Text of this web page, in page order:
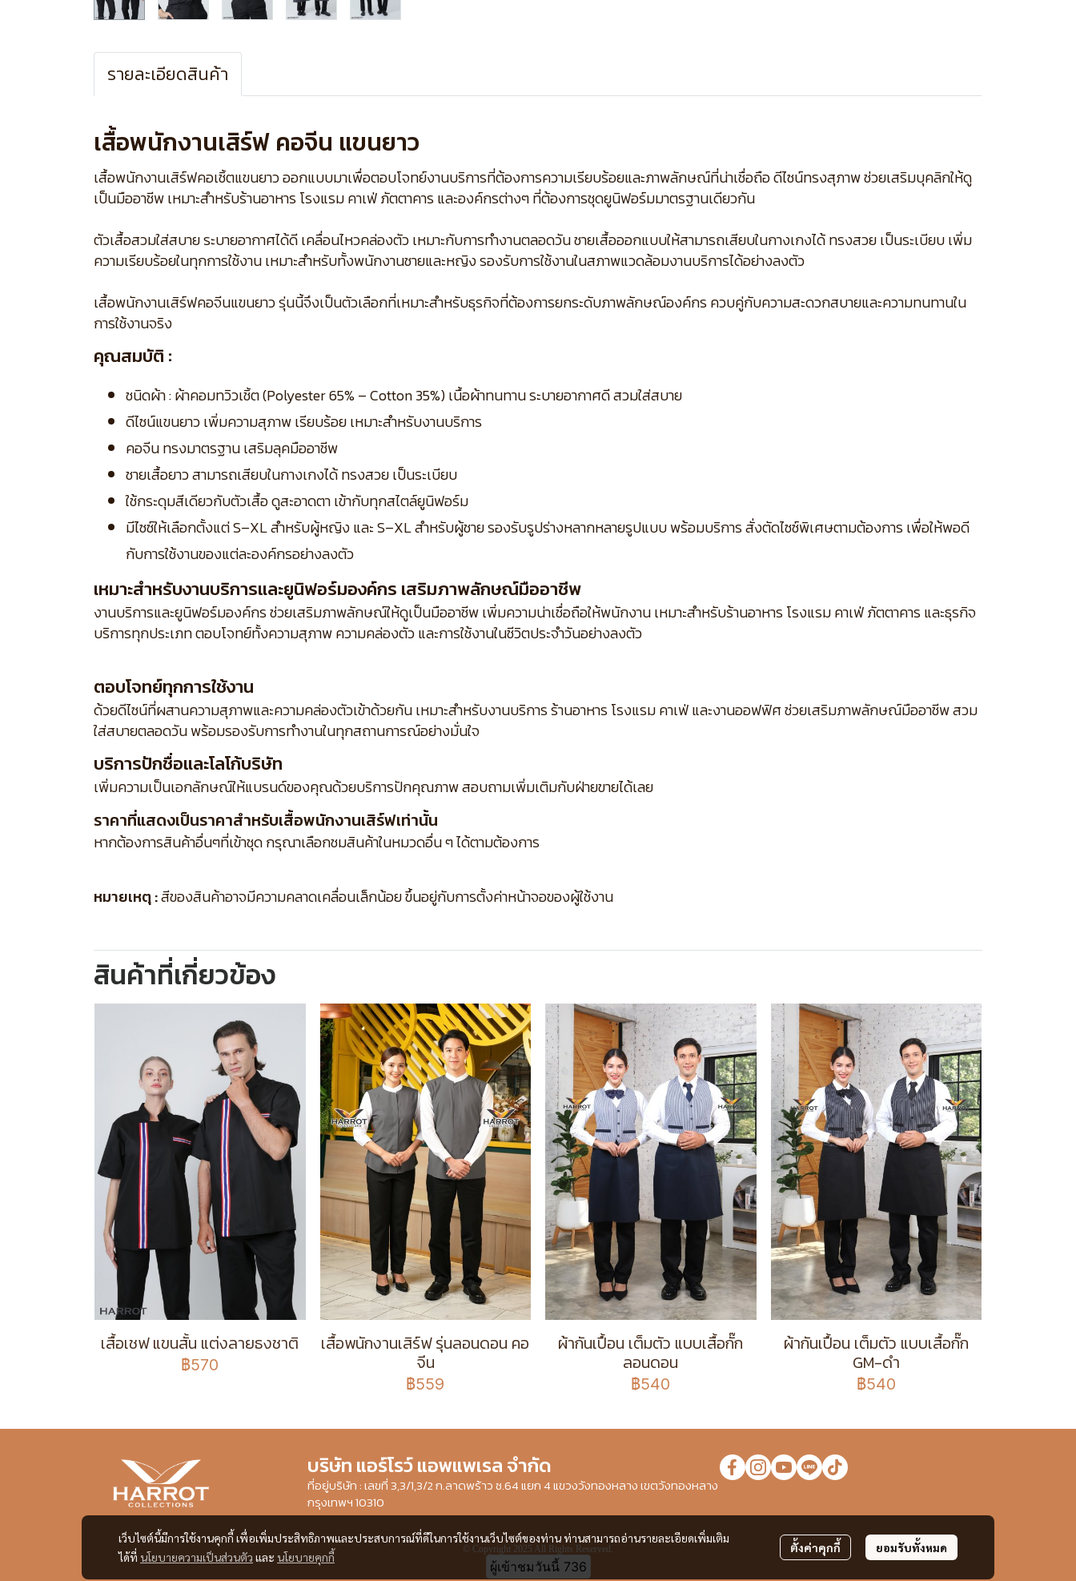
รายละเอียดสินค้า
เสื้อพนักงานเสิร์ฟ คอจีน แขนยาว
เสื้อพนักงานเสิร์ฟคอเชิ้ตแขนยาว ออกแบบมาเพื่อตอบโจทย์งานบริการที่ต้องการความเรียบร้อยและภาพลักษณ์ที่น่าเชื่อถือ ดีไซน์ทรงสุภาพ ช่วยเสริมบุคลิกให้ดู
เป็นมืออาชีพ เหมาะสำหรับร้านอาหาร โรงแรม คาเฟ่ ภัตตาคาร และองค์กรต่างๆ ที่ต้องการชุดยูนิฟอร์มมาตรฐานเดียวกัน
ตัวเสื้อสวมใส่สบาย ระบายอากาศได้ดี เคลื่อนไหวคล่องตัว เหมาะกับการทำงานตลอดวัน ชายเสื้อออกแบบให้สามารถเสียบในกางเกงได้ ทรงสวย เป็นระเบียบ เพิ่ม
ความเรียบร้อยในทุกการใช้งาน เหมาะสำหรับทั้งพนักงานชายและหญิง รองรับการใช้งานในสภาพแวดล้อมงานบริการได้อย่างลงตัว
เสื้อพนักงานเสิร์ฟคอจีนแขนยาว รุ่นนี้จึงเป็นตัวเลือกที่เหมาะสำหรับธุรกิจที่ต้องการยกระดับภาพลักษณ์องค์กร ควบคู่กับความสะดวกสบายและความทนทานใน
การใช้งานจริง
คุณสมบัติ :
ชนิดผ้า : ผ้าคอมทวิวเชิ้ต (Polyester 65% – Cotton 35%) เนื้อผ้าทนทาน ระบายอากาศดี สวมใส่สบาย
ดีไซน์แขนยาว เพิ่มความสุภาพ เรียบร้อย เหมาะสำหรับงานบริการ
คอจีน ทรงมาตรฐาน เสริมลุคมืออาชีพ
ชายเสื้อยาว สามารถเสียบในกางเกงได้ ทรงสวย เป็นระเบียบ
ใช้กระดุมสีเดียวกับตัวเสื้อ ดูสะอาดตา เข้ากับทุกสไตล์ยูนิฟอร์ม
มีไซซ์ให้เลือกตั้งแต่ S–XL สำหรับผู้หญิง และ S–XL สำหรับผู้ชาย รองรับรูปร่างหลากหลายรูปแบบ พร้อมบริการ สั่งตัดไซซ์พิเศษตามต้องการ เพื่อให้พอดี
กับการใช้งานของแต่ละองค์กรอย่างลงตัว
เหมาะสำหรับงานบริการและยูนิฟอร์มองค์กร เสริมภาพลักษณ์มืออาชีพ
งานบริการและยูนิฟอร์มองค์กร ช่วยเสริมภาพลักษณ์ให้ดูเป็นมืออาชีพ เพิ่มความน่าเชื่อถือให้พนักงาน เหมาะสำหรับร้านอาหาร โรงแรม คาเฟ่ ภัตตาคาร และธุรกิจ
บริการทุกประเภท ตอบโจทย์ทั้งความสุภาพ ความคล่องตัว และการใช้งานในชีวิตประจำวันอย่างลงตัว
ตอบโจทย์ทุกการใช้งาน
ด้วยดีไซน์ที่ผสานความสุภาพและความคล่องตัวเข้าด้วยกัน เหมาะสำหรับงานบริการ ร้านอาหาร โรงแรม คาเฟ่ และงานออฟฟิศ ช่วยเสริมภาพลักษณ์มืออาชีพ สวม
ใส่สบายตลอดวัน พร้อมรองรับการทำงานในทุกสถานการณ์อย่างมั่นใจ
บริการปักชื่อและโลโก้บริษัท
เพิ่มความเป็นเอกลักษณ์ให้แบรนด์ของคุณด้วยบริการปักคุณภาพ สอบถามเพิ่มเติมกับฝ่ายขายได้เลย
ราคาที่แสดงเป็นราคาสำหรับเสื้อพนักงานเสิร์ฟเท่านั้น
หากต้องการสินค้าอื่นๆที่เข้าชุด กรุณาเลือกชมสินค้าในหมวดอื่น ๆ ได้ตามต้องการ
หมายเหตุ :สีของสินค้าอาจมีความคลาดเคลื่อนเล็กน้อย ขึ้นอยู่กับการตั้งค่าหน้าจอของผู้ใช้งาน
สินค้าที่เกี่ยวข้อง
เสื้อเชฟ แขนสั้น แต่งลายธงชาติ
฿570
เสื้อพนักงานเสิร์ฟ รุ่นลอนดอน คอ
จีน
฿559
ผ้ากันเปื้อน เต็มตัว แบบเสื้อกั๊ก
ลอนดอน
฿540
ผ้ากันเปื้อน เต็มตัว แบบเสื้อกั๊ก
GM-ดำ
฿540
เว็บไซต์นี้มีการใช้งานคุกกี้ เพื่อเพิ่มประสิทธิภาพและประสบการณ์ที่ดีในการใช้งานเว็บไซต์ของท่าน ท่านสามารถอ่านรายละเอียดเพิ่มเติม
ได้ที่ นโยบายความเป็นส่วนตัว และ นโยบายคุกกี้
ตั้งค่าคุกกี้ ยอมรับทั้งหมด
บริษัท แอร์โรว์ แอพแพเรล จำกัด
ที่อยู่บริษัท : เลขที่ 3,3/1,3/2 ก.ลาดพร้าว ซ.64 แยก 4 แขวงวังทองหลาง เขตวังทองหลาง
กรุงเทพฯ 10310
© Copyright 2025 All Rights Reserved.
ผู้เข้าชมวันนี้ 736